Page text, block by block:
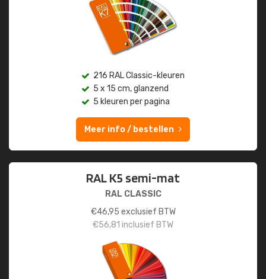
216 RAL Classic-kleuren
5 x 15 cm, glanzend
5 kleuren per pagina
Meer info / bestellen
RAL K5 semi-mat
RAL CLASSIC
€46,95 exclusief BTW
€56,81 inclusief BTW